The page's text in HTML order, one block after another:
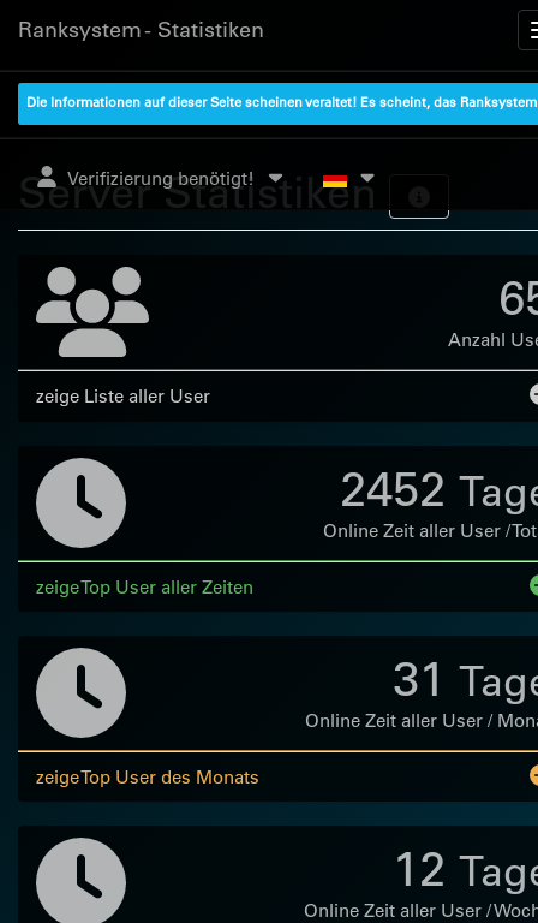
Ranksystem - Statistiken
Die Informationen auf dieser Seite scheinen veraltet! Es scheint, das
Verifizierung benötigt!
Server Statistiken
Anzahl
zeige Liste aller User
2452
Online Zeit aller User /
zeige Top User aller Zeiten
31
Online Zeit aller User /
zeige Top User des Monats
12
Online Zeit aller User /